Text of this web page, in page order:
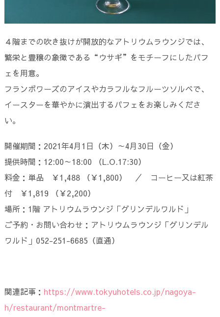
４階までの吹き抜けが開放的なアトリウムラウンジでは、
繁栄と豊穣の象徴である“ウサギ”をモチーフにしたパフ
ェを用意。
フランボワーズのアイスやカラフルなフルーツソルベで、
イースターを華やかに演出するパフェをお楽しみくださ
い。
開催期間：2021年4月1日（木）～4月30日（金）
提供時間：12:00～18:00 （L.O.17:30）
料金：単品 ￥1,488 （￥1,800） ／ コーヒー又は紅茶
付 ￥1,819 （￥2,200）
場所：1階 アトリウムラウンジ「グリンデルワルド」
ご予約・お問い合わせ：アトリウムラウンジ「グリンデル
ワルド」052-251-6685（直通）
関連記事： https://www.tokyuhotels.co.jp/nagoya-
h/restaurant/montmartre-